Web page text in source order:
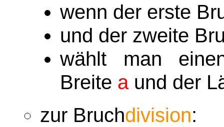
wenn der erste
und der zweite
wählt man
Breite aund der
zur Bruchdivision: